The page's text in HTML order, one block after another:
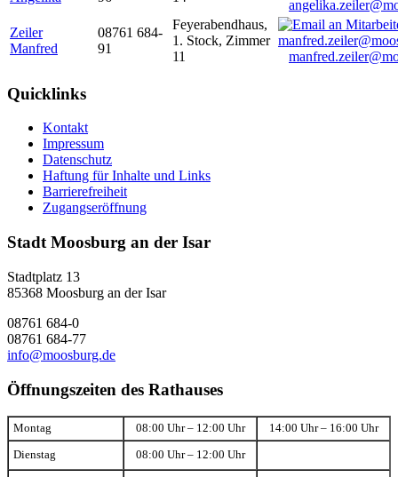
Zeiler
Manfred
08761 684-
91
Feyerabendhaus,
1. Stock, Zimmer
11
Quicklinks
Kontakt
Impressum
Datenschutz
Haftung für Inhalte und Links
Barrierefreiheit
Zugangseröffnung
Stadt Moosburg an der Isar
Stadtplatz 13
85368 Moosburg an der Isar
08761 684-0
08761 684-77
info@moosburg.de
Öffnungszeiten des Rathauses
Montag 08:00 Uhr – 12:00 Uhr 14:00 Uhr – 16:00 Uhr
Dienstag 08:00 Uhr – 12:00 Uhr